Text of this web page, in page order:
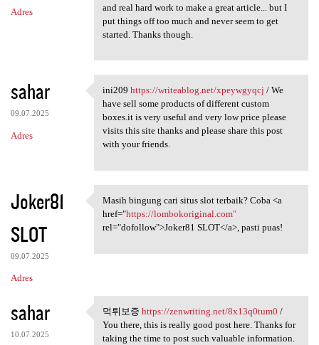
Adres
and real hard work to make a great article... but I
put things off too much and never seem to get
started. Thanks though.
sahar
09.07.2025
Adres
ini209 https://writeablog.net
ini209 https://writeablog.net/xpeywgyqcj / We
have sell some products of different custom
boxes.it is very useful and very low price please
visits this site thanks and please share this post
with your friends.
Joker81
SLOT
09.07.2025
Adres
Masih bingung cari situs slot
Masih bingung cari situs slot terbaik? Coba <a
href="https://lombokoriginal.com"
rel="dofollow">Joker81 SLOT</a>, pasti puas!
sahar
10.07.2025
먹튀보증 https://zenwriting.net
먹튀보증 https://zenwriting.net/8x13q0tum0 /
You there, this is really good post here. Thanks for
taking the time to post such valuable information.